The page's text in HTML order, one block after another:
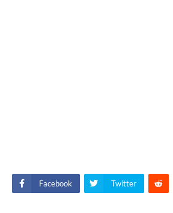
Facebook Twitter